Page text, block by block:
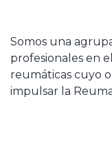
Somos una
profesionales en
reumáticas cuyo
impulsar la